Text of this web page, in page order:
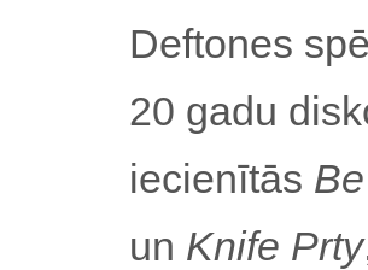
Deftones
20 gadu
iecienītās
un Knife Prty